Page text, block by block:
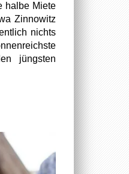
halbe Miete
Zinnowitz
nichts
jüngsten